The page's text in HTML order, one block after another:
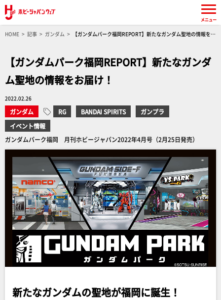
HOME 記事 ガンダム
【ガンダムパーク福岡REPORT】新たなガンダム聖地の情報をお
【ガンダムパーク福岡REPORT】新たなガンダ
ム聖地の情報をお届け！
2022.02.26
ガンダム RG BANDAI SPIRITS
ガンプラ
イベント情報
ガンダムパーク福岡 月刊ホビージャパン2022年4月号（2月25日発売）
新たなガンダムの聖地が福岡に誕生！
メニュー